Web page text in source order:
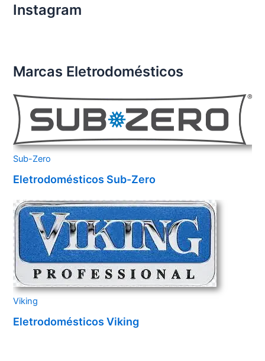
Instagram
Marcas Eletrodomésticos
Sub-Zero
Eletrodomésticos Sub-Zero
Viking
Eletrodomésticos Viking